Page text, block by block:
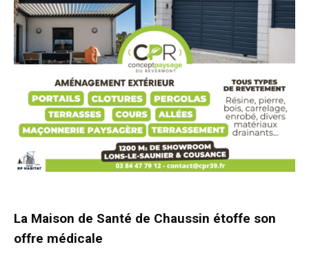
La Maison de Santé de Chaussin étoffe son
offre médicale